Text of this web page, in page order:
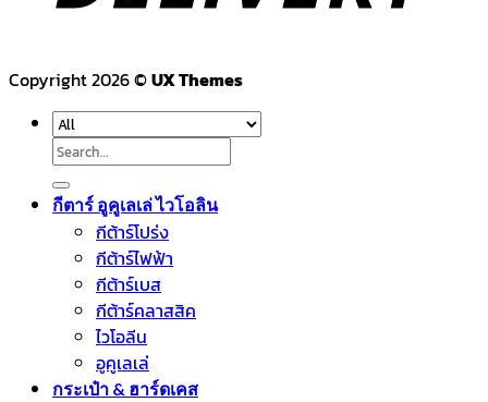
Copyright 2026 ©UX Themes
Search
for:
กีตาร์ อูคูเลเล่ ไวโอลิน
กีต้าร์โปร่ง
กีต้าร์ไฟฟ้า
กีต้าร์เบส
กีต้าร์คลาสสิค
ไวโอลีน
อูคูเลเล่
กระเป๋า & ฮาร์ดเคส